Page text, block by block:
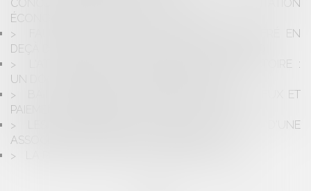
CONCURRENCE PRÉALABLE À TOUTE EXPLOITATION
ÉCONOMIQUE EST-ELLE NÉCESSAIRE ?
FAUTE DISCIPLINAIRE D'UN AGENT RÉMUNÉRÉ EN
DEÇÀ DE SES QUALIFICATIONS ET DE SON EMPLOI
L'ATTESTATION DE DÉPLACEMENT DÉROGATOIRE :
UN DOCUMENT POSSIBLE PARMI D'AUTRES
BAIL COMMERCIAL : MAINTIEN DANS LES LIEUX ET
PAIEMENT D’UNE INDEMNITÉ D’OCCUPATION
LES SPÉCIFICITÉS DE LA MISE À DISPOSITION D'UNE
ASSOCIATION, D'AGENTS COMMUNAUX